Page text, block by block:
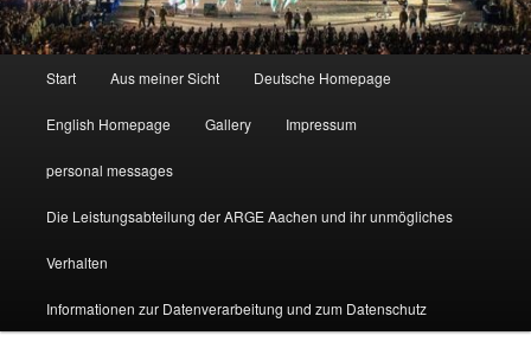
Start Aus meiner Sicht Deutsche Homepage
English Homepage Gallery Impressum
personal messages
Die Leistungsabteilung der ARGE Aachen und ihr unmögliches
Verhalten
Informationen zur Datenverarbeitung und zum Datenschutz